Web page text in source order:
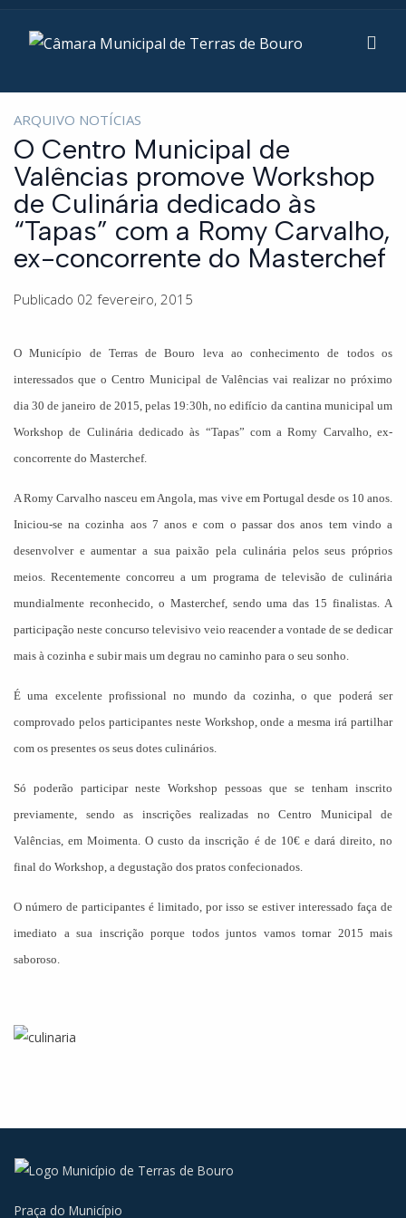
ARQUIVO NOTÍCIAS
O Centro Municipal de
Valências promove Workshop
de Culinária dedicado às
“Tapas” com a Romy Carvalho,
ex-concorrente do Masterchef
Publicado 02 fevereiro, 2015
O Município de Terras de Bouro leva ao conhecimento de todos os
interessados que o Centro Municipal de Valências vai realizar no próximo
dia 30 de janeiro de 2015, pelas 19:30h, no edifício da cantina municipal um
Workshop de Culinária dedicado às “Tapas” com a Romy Carvalho, ex-
concorrente do Masterchef.
A Romy Carvalho nasceu em Angola, mas vive em Portugal desde os 10 anos.
Iniciou-se na cozinha aos 7 anos e com o passar dos anos tem vindo a
desenvolver e aumentar a sua paixão pela culinária pelos seus próprios
meios. Recentemente concorreu a um programa de televisão de culinária
mundialmente reconhecido, o Masterchef, sendo uma das 15 finalistas. A
participação neste concurso televisivo veio reacender a vontade de se dedicar
mais à cozinha e subir mais um degrau no caminho para o seu sonho.
É uma excelente profissional no mundo da cozinha, o que poderá ser
comprovado pelos participantes neste Workshop, onde a mesma irá partilhar
com os presentes os seus dotes culinários.
Só poderão participar neste Workshop pessoas que se tenham inscrito
previamente, sendo as inscrições realizadas no Centro Municipal de
Valências, em Moimenta. O custo da inscrição é de 10€ e dará direito, no
final do Workshop, a degustação dos pratos confecionados.
O número de participantes é limitado, por isso se estiver interessado faça de
imediato a sua inscrição porque todos juntos vamos tornar 2015 mais
saboroso.
Praça do Município